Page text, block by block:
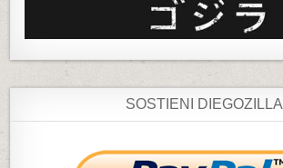
SOSTIENI DIEGOZILLA